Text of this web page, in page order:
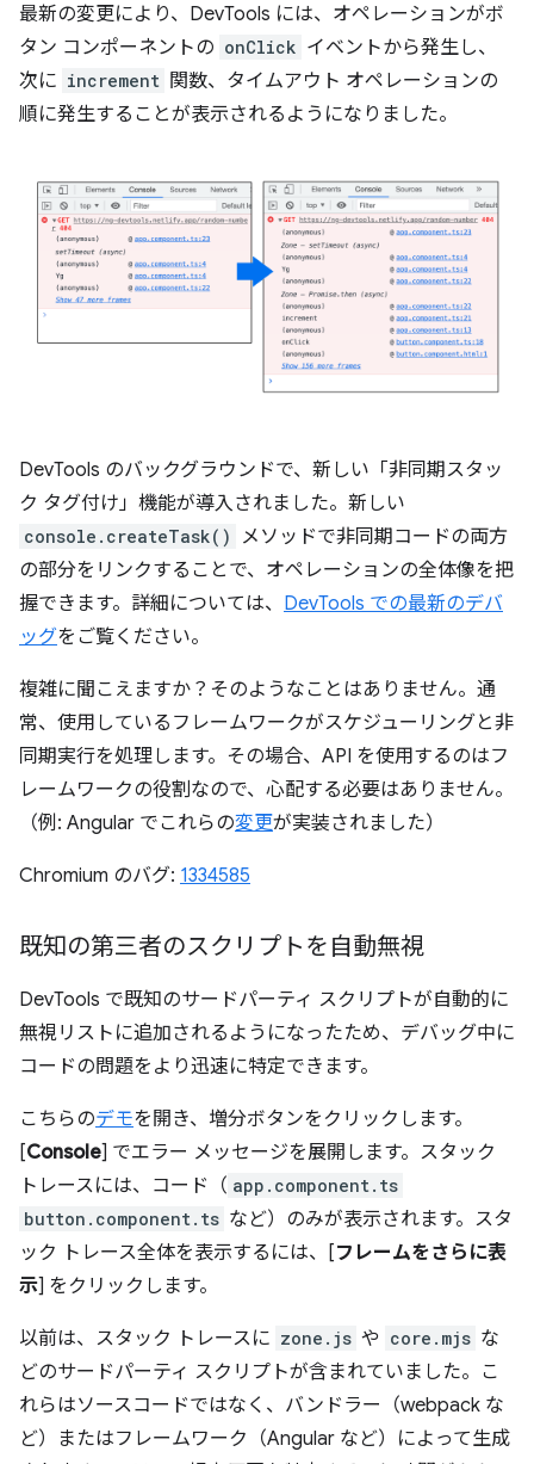
最新の変更により、DevTools には、オペレーションがボ
タン コンポーネントの onClick イベントから発生し、
次に increment 関数、タイムアウト オペレーションの
順に発生することが表示されるようになりました。
DevTools のバックグラウンドで、新しい「非同期スタッ
ク タグ付け」機能が導入されました。新しい
console.createTask()
メソッドで非同期コードの両方
の部分をリンクすることで、オペレーションの全体像を把
握できます。詳細については、 DevTools での最新のデバ
ッグをご覧ください。
複雑に聞こえますか？そのようなことはありません。通
常、使用しているフレームワークがスケジューリングと非
同期実行を処理します。その場合、API を使用するのはフ
レームワークの役割なので、心配する必要はありません。
（例: Angular でこれらの変更が実装されました）
Chromium のバグ: 1334585
既知の第三者のスクリプトを自動無視
DevTools で既知のサードパーティ スクリプトが自動的に
無視リストに追加されるようになったため、デバッグ中に
コードの問題をより迅速に特定できます。
こちらのデモを開き、増分ボタンをクリックします。
[Console] でエラー メッセージを展開します。スタック
トレースには、コード（ app.component.ts
button.component.ts など）のみが表示されます。スタ
ック トレース全体を表示するには、[フレームをさらに表
示] をクリックします。
以前は、スタック トレースに zone.js や core.mjs な
どのサードパーティ スクリプトが含まれていました。こ
れらはソースコードではなく、バンドラー（webpack な
ど）またはフレームワーク（Angular など）によって生成